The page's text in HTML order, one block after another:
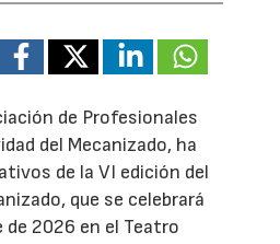
de Profesionales
del Mecanizado, ha
de la VI edición del
que se celebrará
de 2026 en el Teatro